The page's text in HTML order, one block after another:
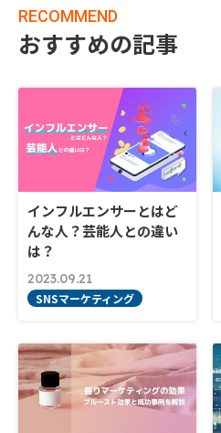
RECOMMEND
おすすめの記事
インフルエンサーとはど
んな人？芸能人との違い
は？
2023.09.21
SNSマーケティング